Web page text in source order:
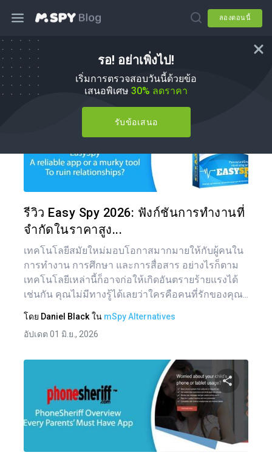
ลองตอนนี้
รอ! อย่าเพิ่งไป!
เริ่มการตรวจสอบวันนี้ด้วยข้อ
เสนอพิเศษ 30% ลดราคา
รับข้อเสนอ
mSpy ทางเลือก
รีวิว Easy Spy 2026: ฟังก์ชันการทำงานที่
จำกัดในราคาสูง...
เทคโนโลยีสมัยใหม่มอบโอกาสมากมายให้กับผู้คนใน
การทำงาน การศึกษา และการสื่อสาร อย่างไรก็ตาม
เทคโนโลยีเหล่านี้ก็อาจก่อให้เกิดอันตรายร้ายแรงได้
เช่นกัน คุณไม่มีทางรู้ได้เลยว่าใครคือคนที่รักของคุณ...
โดย Daniel Black ใน mSpy Alternatives
อัปเดต 01 มิ.ย., 2026
แบ่ง